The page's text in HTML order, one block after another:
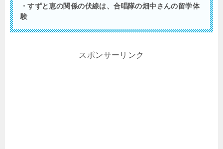
・すずと恵の関係の伏線は、合唱隊の畑中さんの留学体
験
スポンサーリンク